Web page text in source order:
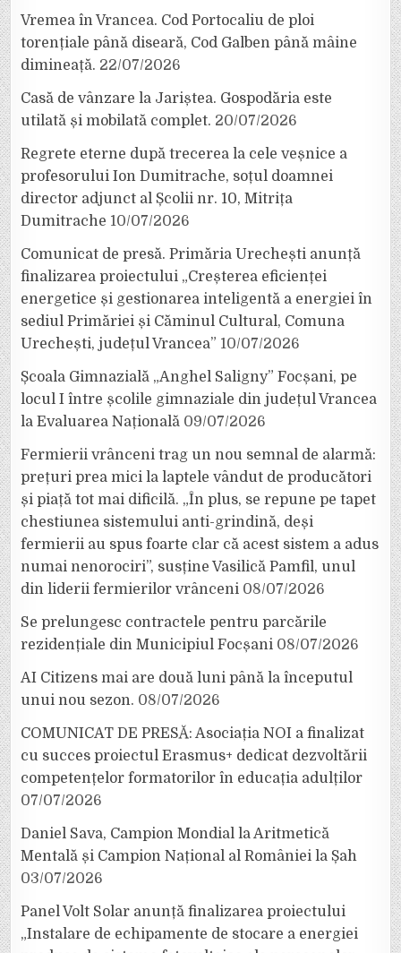
Vremea în Vrancea. Cod Portocaliu de ploi
torențiale până diseară, Cod Galben până mâine
dimineață. 22/07/2026
Casă de vânzare la Jariștea. Gospodăria este
utilată și mobilată complet. 20/07/2026
Regrete eterne după trecerea la cele veșnice a
profesorului Ion Dumitrache, soțul doamnei
director adjunct al Școlii nr. 10, Mitrița
Dumitrache 10/07/2026
Comunicat de presă. Primăria Urechești anunță
finalizarea proiectului „Creșterea eficienței
energetice și gestionarea inteligentă a energiei în
sediul Primăriei și Căminul Cultural, Comuna
Urechești, județul Vrancea” 10/07/2026
Școala Gimnazială „Anghel Saligny” Focșani, pe
locul I între școlile gimnaziale din județul Vrancea
la Evaluarea Națională 09/07/2026
Fermierii vrânceni trag un nou semnal de alarmă:
prețuri prea mici la laptele vândut de producători
și piață tot mai dificilă. „În plus, se repune pe tapet
chestiunea sistemului anti-grindină, deși
fermierii au spus foarte clar că acest sistem a adus
numai nenorociri”, susține Vasilică Pamfil, unul
din liderii fermierilor vrânceni 08/07/2026
Se prelungesc contractele pentru parcările
rezidențiale din Municipiul Focșani 08/07/2026
AI Citizens mai are două luni până la începutul
unui nou sezon. 08/07/2026
COMUNICAT DE PRESĂ: Asociația NOI a finalizat
cu succes proiectul Erasmus+ dedicat dezvoltării
competențelor formatorilor în educația adulților
07/07/2026
Daniel Sava, Campion Mondial la Aritmetică
Mentală și Campion Național al României la Șah
03/07/2026
Panel Volt Solar anunță finalizarea proiectului
„Instalare de echipamente de stocare a energiei